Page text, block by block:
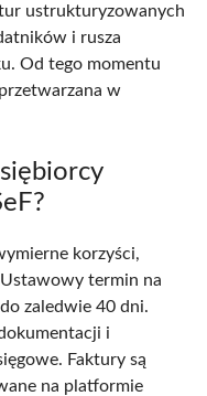
ustrukturyzowanych
i rusza
Od tego momentu
w
korzyści,
Ustawowy termin na
zaledwie 40 dni.
i
Faktury są
na platformie